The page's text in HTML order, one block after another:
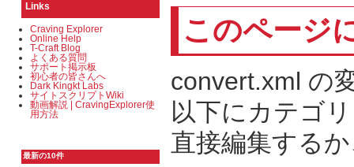
Links
Craving Explorer
Online Help
T-Craft Blog
よくある質問
サポート掲示板
初心者の皆さんへ
Dark Kingkt Labs
サイトスクリプトWiki
動画解説 | CravingExplorer使
用方法
最新の10件
このページ
convert.xml の
以下にカテゴ
直接編集する